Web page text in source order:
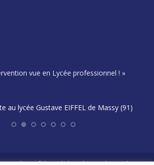
vue en Lycée professionnel ! »
au lycée Gustave EIFFEL de Massy (91)